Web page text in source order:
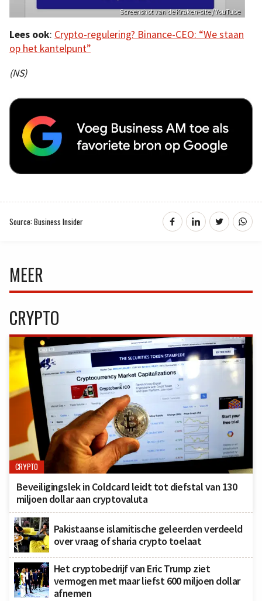
Screenshot van de Kraken-site / YouTube
Lees ook: Crypto-regulering? Binance-CEO: “We staan
op het kantelpunt”
(NS)
Source: Business Insider
MEER
CRYPTO
CRYPTO
Beveiligingslek in Coldcard leidt tot diefstal van 130
miljoen dollar aan cryptovaluta
Pakistaanse islamitische geleerden verdeeld
over vraag of sharia crypto toelaat
Het cryptobedrijf van Eric Trump ziet
vermogen met maar liefst 600 miljoen dollar
afnemen